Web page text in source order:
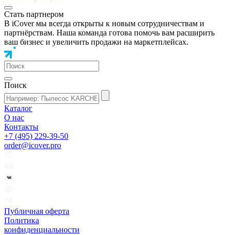
Стать партнером
В iCover мы всегда открыты к новым сотрудничествам и
партнёрствам. Наша команда готова помочь вам расширить
ваш бизнес и увеличить продажи на маркетплейсах.
Поиск
Каталог
О нас
Контакты
+7 (495) 229-39-50
order@icover.pro
Публичная оферта
Политика
конфиденциальности